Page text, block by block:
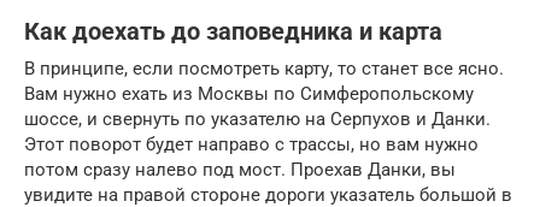
Как доехать до заповедника и карта
В принципе, если посмотреть карту, то станет все ясно.
Вам нужно ехать из Москвы по Симферопольскому
шоссе, и свернуть по указателю на Серпухов и Данки.
Этот поворот будет направо с трассы, но вам нужно
потом сразу налево под мост. Проехав Данки, вы
увидите на правой стороне дороги указатель большой в